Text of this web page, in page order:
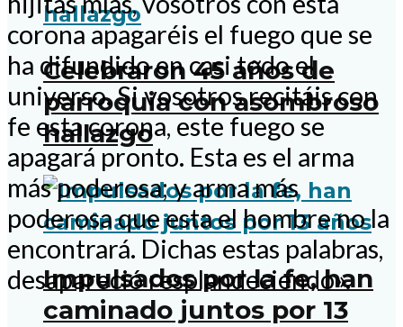
Celebraron 45 años de
parroquia con asombroso
hallazgo
Impulsados por la fe, han
caminado juntos por 13
corona apagaréis el fuego que se
ha difundido en casi todo el
universo. Si vosotros recitáis con
fe esta corona, este fuego se
apagará pronto. Esta es el arma
más poderosa; y arma más
poderosa que esta el hombre no la
encontrará. Dichas estas palabras,
desapareció resplandeciendo».